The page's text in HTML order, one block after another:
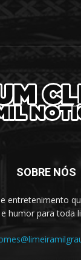
SOBRE NÓS
entretenimento
humor para toda